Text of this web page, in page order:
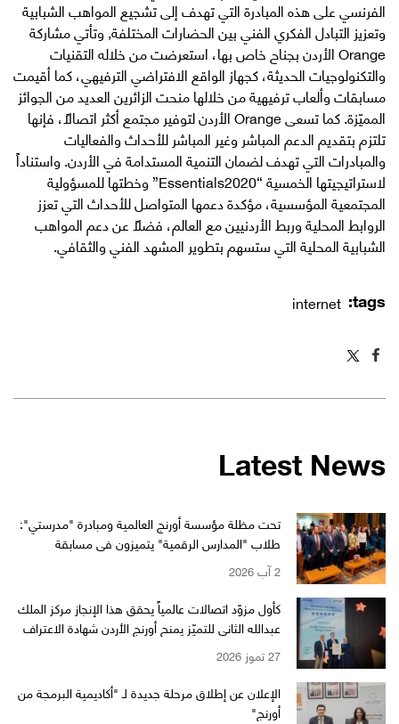
الفرنسي على هذه المبادرة التي تهدف إلى تشجيع المواهب الشبابية
وتعزيز التبادل الفكري الفني بين الحضارات المختلفة, وتأتي مشاركة
Orange الأردن بجناح خاص بها، استعرضت من خلاله التقنيات
والتكنولوجيات الحديثة، كجهاز الواقع الافتراضي الترفيهي، كما أقيمت
مسابقات وألعاب ترفيهية من خلالها منحت الزائرين العديد من الجوائز
المميّزة. كما تسعى Orange الأردن لتوفير مجتمع أكثر اتصالاً، فإنها
تلتزم بتقديم الدعم المباشر وغير المباشر للأحداث والفعاليات
والمبادرات التي تهدف لضمان التنمية المستدامة في الأردن. واستناداً
لاستراتيجيتها الخمسية “Essentials2020” وخطتها للمسؤولية
المجتمعية المؤسسية، مؤكدة دعمها المتواصل للأحداث التي تعزز
الروابط المحلية وربط الأردنيين مع العالم، فضلاً عن دعم المواهب
الشبابية المحلية التي ستسهم بتطوير المشهد الفني والثقافي.​
tags:
internet
Latest News
تحت مظلة مؤسسة أورنج العالمية ومبادرة "مدرستي":
طلاب "المدارس الرقمية" يتميزون في مسابقة
2 آب 2026
كأول مزوّد اتصالات عالمياً يحقق هذا الإنجاز مركز الملك
عبدالله الثاني للتميّز يمنح أورنج الأردن شهادة الاعتراف
27 تموز 2026
الإعلان عن إطلاق مرحلة جديدة لـ "أكاديمية البرمجة من
أورنج"